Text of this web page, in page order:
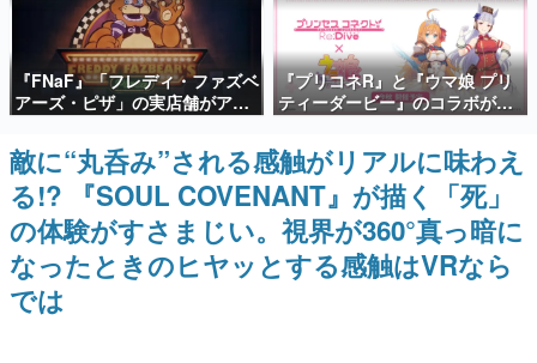
連載・特集一覧
殿堂入り記事
SNS拡散数が数千以上！ ページビュー数万以上！ などな
ど。多くの人々に読まれた、電ファミ渾身の“殿堂入り”記
事をまとめました。
ゲームの企画書
名作ゲームクリエイターの方々に製作時のエピソードをお
聞きし、ヒットする企画（ゲーム）とは何か？を探ってい
赫本
この物語を解いてはいけない。『赫本』は、〈試験問題〉
ありえないラインナップ
ークやジオン公国軍のエンブレ
ム、型式番号などを配置
『FNaF』「フレディ・ファズベ
アーズ・ピザ」の実店舗がアメ
リカの商業施設「American
Dream」に2027年オープン！
ScottGamesとの共同開発、食
事だけでなくステージショーや
没入型のホラー体験も楽しめる
『プリコネR』と『ウマ娘 プリ
ティーダービー』のコラボが決
定！“最大170連無料”の8.5周年
キャンペーンなども発表
敵に“丸呑み”される感触がリアルに味わえ
る!? 『SOUL COVENANT』が描く「死」
の体験がすさまじい。視界が360°真っ暗に
なったときのヒヤッとする感触はVRなら
では